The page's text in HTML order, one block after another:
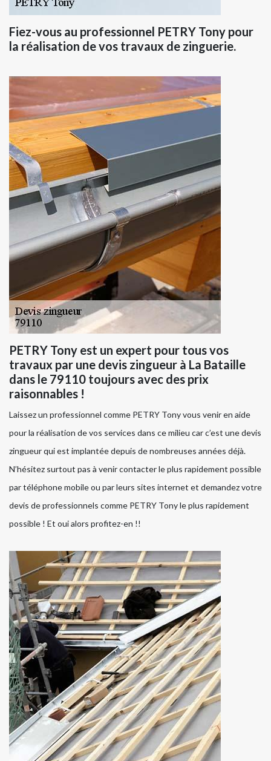
Fiez-vous au professionnel PETRY Tony pour
la réalisation de vos travaux de zinguerie.
PETRY Tony est un expert pour tous vos
travaux par une devis zingueur à La Bataille
dans le 79110 toujours avec des prix
raisonnables !
Laissez un professionnel comme PETRY Tony vous venir en aide
pour la réalisation de vos services dans ce milieu car c’est une devis
zingueur qui est implantée depuis de nombreuses années déjà.
N’hésitez surtout pas à venir contacter le plus rapidement possible
par téléphone mobile ou par leurs sites internet et demandez votre
devis de professionnels comme PETRY Tony le plus rapidement
possible ! Et oui alors profitez-en !!